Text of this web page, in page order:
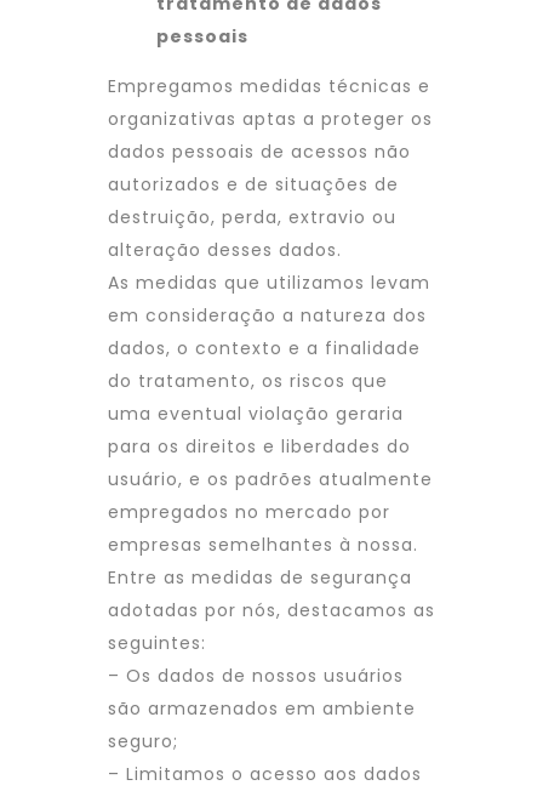
pessoais
Empregamos medidas técnicas e
organizativas aptas a proteger os
dados pessoais de acessos não
autorizados e de situações de
destruição, perda, extravio ou
alteração desses dados.
As medidas que utilizamos levam
em consideração a natureza dos
dados, o contexto e a finalidade
do tratamento, os riscos que
uma eventual violação geraria
para os direitos e liberdades do
usuário, e os padrões atualmente
empregados no mercado por
empresas semelhantes à nossa.
Entre as medidas de segurança
adotadas por nós, destacamos as
seguintes:
– Os dados de nossos usuários
são armazenados em ambiente
seguro;
– Limitamos o acesso aos dados